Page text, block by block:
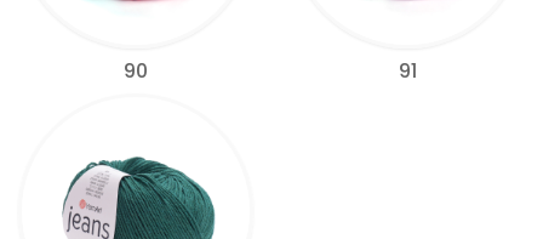
90 91